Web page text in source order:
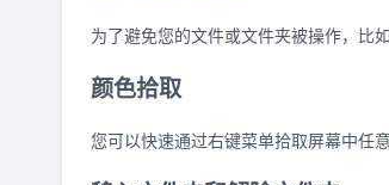
为了避免您的文件或文件夹被操作，比
颜色拾取
您可以快速通过右键菜单拾取屏幕中任